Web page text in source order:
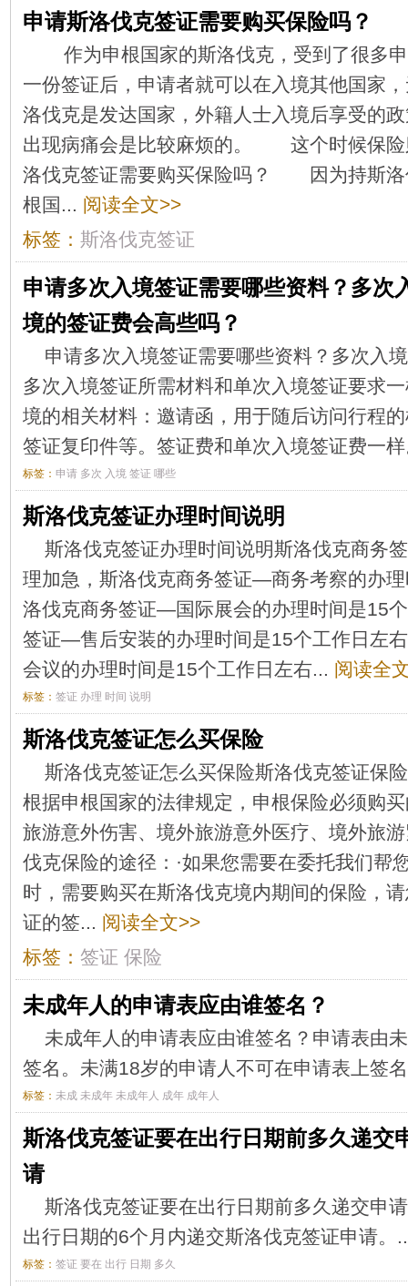
申请斯洛伐克签证需要购买保险吗？
作为申根国家的斯洛伐克，受到了很多
一份签证后，申请者就可以在入境其他国家
洛伐克是发达国家，外籍人士入境后享受的
出现病痛会是比较麻烦的。 这个时候保险
洛伐克签证需要购买保险吗？ 因为持斯洛
根国... 阅读全文>>
标签： 斯洛伐克签证
申请多次入境签证需要哪些资料？多次
境的签证费会高些吗？
申请多次入境签证需要哪些资料？多次入
多次入境签证所需材料和单次入境签证要求
境的相关材料：邀请函，用于随后访问行程
签证复印件等。签证费和单次入境签证费一
标签： 申请 多次 入境 签证 哪些
斯洛伐克签证办理时间说明
斯洛伐克签证办理时间说明斯洛伐克商务
理加急，斯洛伐克商务签证—商务考察的办
洛伐克商务签证—国际展会的办理时间是15
签证—售后安装的办理时间是15个工作日左
会议的办理时间是15个工作日左右... 阅读全
标签： 签证 办理 时间 说明
斯洛伐克签证怎么买保险
斯洛伐克签证怎么买保险斯洛伐克签证保
根据申根国家的法律规定，申根保险必须购
旅游意外伤害、境外旅游意外医疗、境外旅
伐克保险的途径：·如果您需要在委托我们帮
时，需要购买在斯洛伐克境内期间的保险，
证的签... 阅读全文>>
标签： 签证 保险
未成年人的申请表应由谁签名？
未成年人的申请表应由谁签名？申请表由
签名。未满18岁的申请人不可在申请表上签
标签： 未成 未成年 未成年人 成年 成年人
斯洛伐克签证要在出行日期前多久递交
请
斯洛伐克签证要在出行日期前多久递交申
出行日期的6个月内递交斯洛伐克签证申请。
标签： 签证 要在 出行 日期 多久